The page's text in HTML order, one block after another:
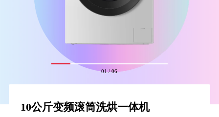
01/06
10公斤变频滚筒洗烘一体机